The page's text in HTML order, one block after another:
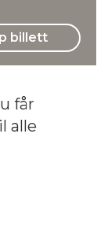
billett
får
alle